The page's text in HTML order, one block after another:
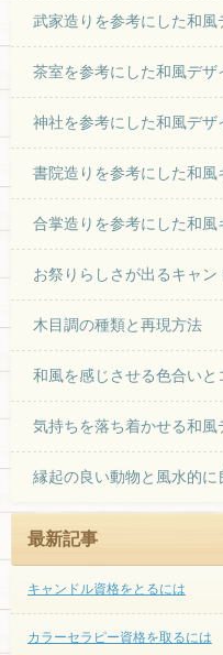
武家造りを参考にした和風
茶室を参考にした和風デザ
神社を参考にした和風デザ
書院造りを参考にした和風
合掌造りを参考にした和風
お祭りらしさが出るキャン
木目調の種類と再現方法
和風を感じさせる色合いと
気持ちを落ち着かせる和風
縁起の良い動物と風水的に
最新記事
キャンドル資格をとるには
カラーセラピー資格を取るには